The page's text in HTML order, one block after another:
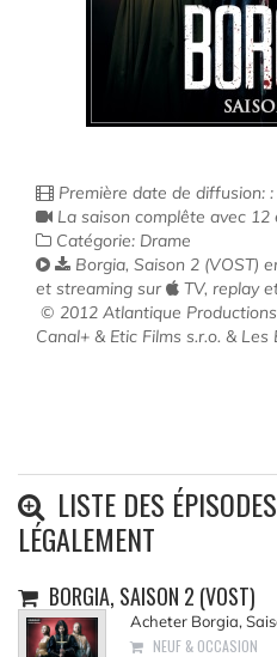
Première date de diffusion: :
La saison complête avec 12
Catégorie: Drame
Borgia, Saison 2 (VOST)
et streaming sur
TV, replay
© 2012 Atlantique
Canal+ & Etic Films s.r.o. &
LISTE DES
LÉGALEMENT
BORGIA, SAISON 2 (VOST)
Acheter Borgia,
NEUF & OCCASION